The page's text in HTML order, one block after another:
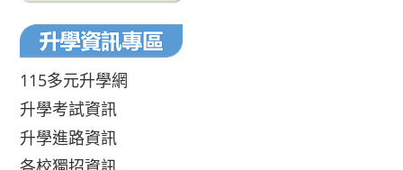
115多元升學網
升學考試資訊
升學進路資訊